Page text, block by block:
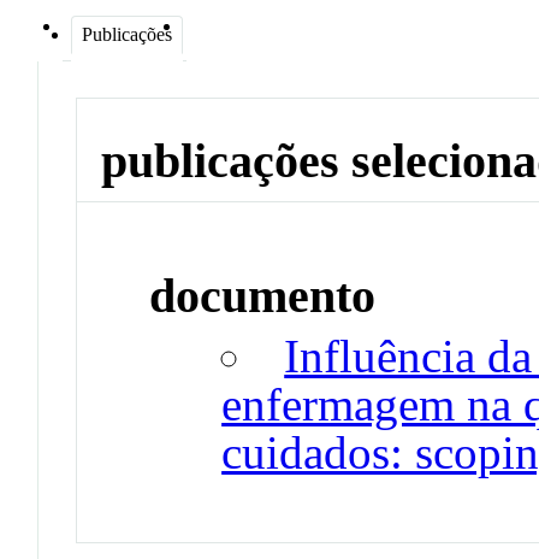
Publicações
publicações
documento
Influência
enfermagem na
cuidados: